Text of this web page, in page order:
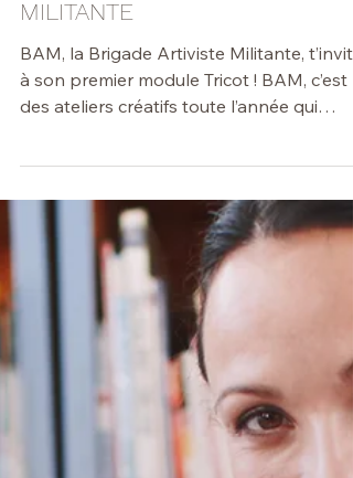
15 juil.
⚫️ Citoyenneté
BAM, la Brigade Artiviste Militante, t’invite
à son premier module Tricot ! BAM, c’est
des ateliers créatifs toute l’année qui
explorent différents modules. Tricot,
écriture, collage, broderie et bien plus
seront au programme. A travers un cycle
de 3 ateliers, on prend le temps de
découvrir le tricot, ses techniques de
mais aussi son histoire et ses luttes. On
crée ensuite ensemble nos propres
messages pour les faire exister dans